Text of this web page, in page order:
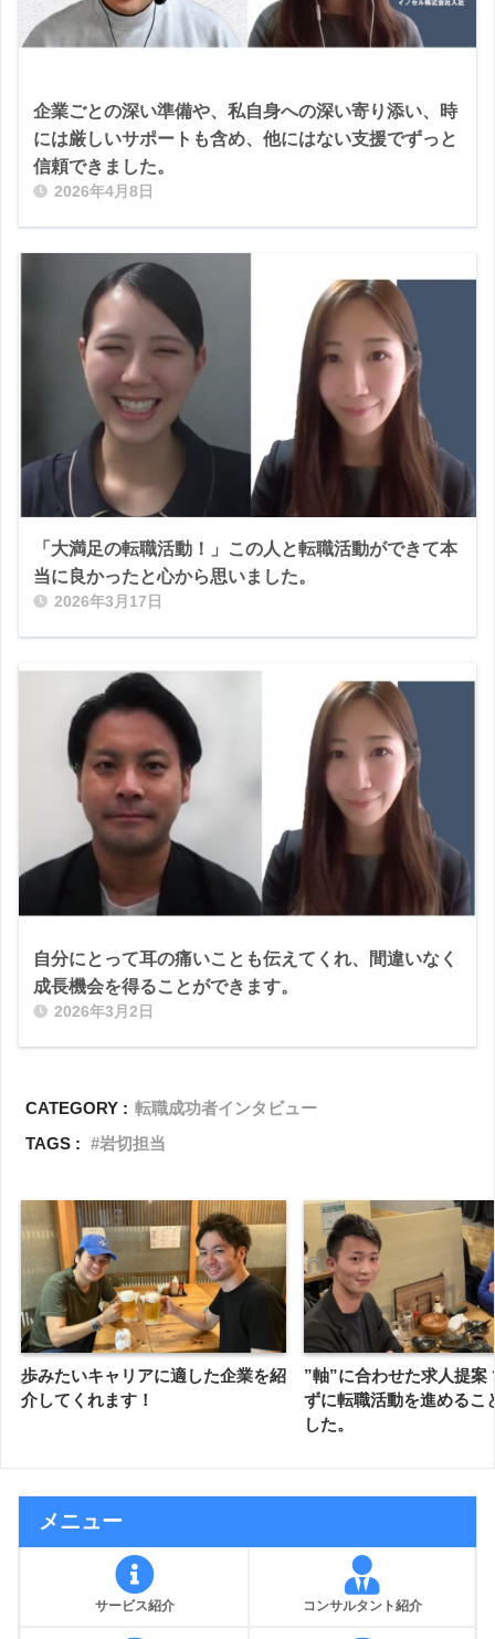
企業ごとの深い準備や、私自身への深い寄り添い、時
には厳しいサポートも含め、他にはない支援でずっと
信頼できました。
2026年4月8日
「大満足の転職活動！」この人と転職活動ができて本
当に良かったと心から思いました。
2026年3月17日
自分にとって耳の痛いことも伝えてくれ、間違いなく
成長機会を得ることができます。
2026年3月2日
CATEGORY : 転職成功者インタビュー
TAGS :
岩切担当
歩みたいキャリアに適した企業を紹
介してくれます！
”軸”に合わせた求人提案
ずに転職活動を進めるこ
した。
メニュー
サービス紹介 コンサルタント紹介